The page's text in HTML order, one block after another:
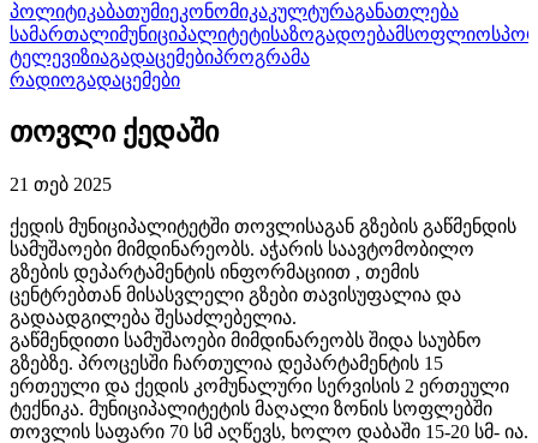
პოლიტიკაბათუმიეკონომიკაკულტურაგანათლება
სამართალიმუნიციპალიტეტისაზოგადოებამსოფლიო
ტელევიზიაგადაცემებიპროგრამა
რადიოგადაცემები
თოვლი ქედაში
21 თებ 2025
ქედის მუნიციპალიტეტში თოვლისაგან გზების გაწმენდის
სამუშაოები მიმდინარეობს. აჭარის საავტომობილო
გზების დეპარტამენტის ინფორმაციით , თემის
ცენტრებთან მისასვლელი გზები თავისუფალია და
გადაადგილება შესაძლებელია.
გაწმენდითი სამუშაოები მიმდინარეობს შიდა საუბნო
გზებზე. პროცესში ჩართულია დეპარტამენტის 15
ერთეული და ქედის კომუნალური სერვისის 2 ერთეული
ტექნიკა. მუნიციპალიტეტის მაღალი ზონის სოფლებში
თოვლის საფარი 70 სმ აღწევს, ხოლო დაბაში 15-20 სმ- ია.